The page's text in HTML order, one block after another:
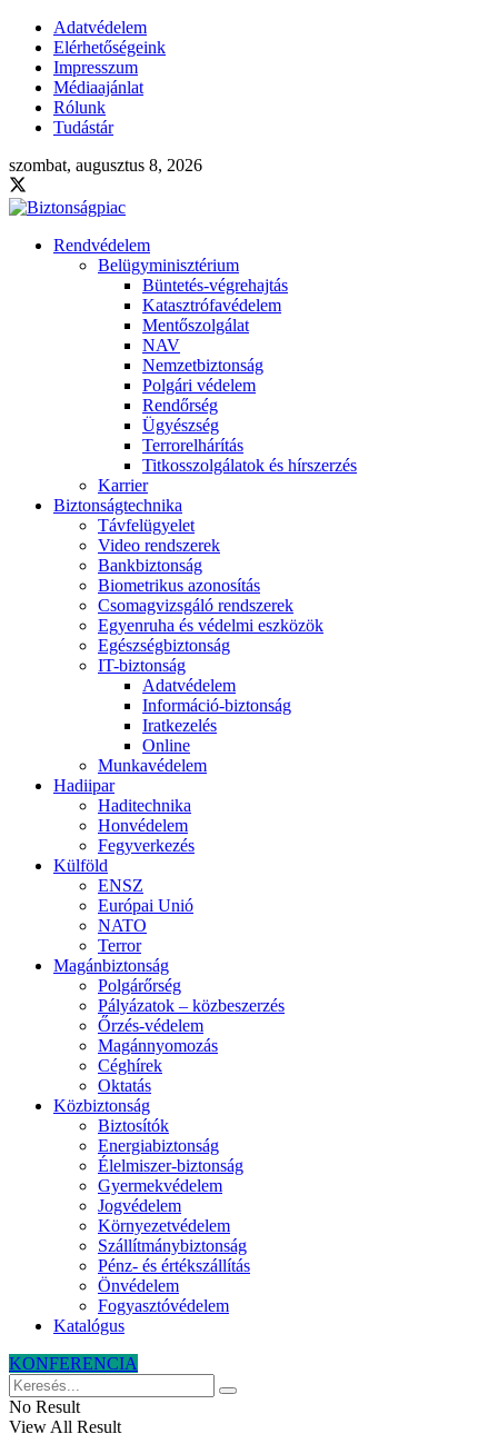
Adatvédelem
Elérhetőségeink
Impresszum
Médiaajánlat
Rólunk
Tudástár
szombat, augusztus 8, 2026
Rendvédelem
Belügyminisztérium
Büntetés-végrehajtás
Katasztrófavédelem
Mentőszolgálat
NAV
Nemzetbiztonság
Polgári védelem
Rendőrség
Ügyészség
Terrorelhárítás
Titkosszolgálatok és hírszerzés
Karrier
Biztonságtechnika
Távfelügyelet
Video rendszerek
Bankbiztonság
Biometrikus azonosítás
Csomagvizsgáló rendszerek
Egyenruha és védelmi eszközök
Egészségbiztonság
IT-biztonság
Adatvédelem
Információ-biztonság
Iratkezelés
Online
Munkavédelem
Hadiipar
Haditechnika
Honvédelem
Fegyverkezés
Külföld
ENSZ
Európai Unió
NATO
Terror
Magánbiztonság
Polgárőrség
Pályázatok – közbeszerzés
Őrzés-védelem
Magánnyomozás
Céghírek
Oktatás
Közbiztonság
Biztosítók
Energiabiztonság
Élelmiszer-biztonság
Gyermekvédelem
Jogvédelem
Környezetvédelem
Szállítmánybiztonság
Pénz- és értékszállítás
Önvédelem
Fogyasztóvédelem
Katalógus
KONFERENCIA
No Result
View All Result